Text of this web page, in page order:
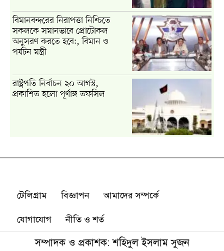
টেলিগ্রাম বিজ্ঞাপন আমাদের সম্পর্কে
যোগাযোগ নীতি ও শর্ত
সম্পাদক ও প্রকাশক: শহিদুল ইসলাম সুজন